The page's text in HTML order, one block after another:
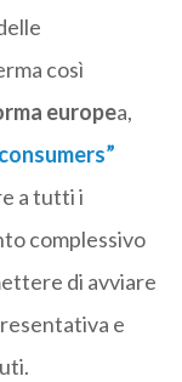
così
europea,
a tutti i
complessivo
di avviare
e